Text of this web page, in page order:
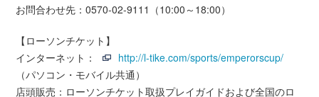
お問合わせ先：0570-02-9111（10:00～18:00）
【ローソンチケット】
インターネット：
http://l-tike.com/sports/emperorscup/
（パソコン・モバイル共通）
店頭販売：ローソンチケット取扱プレイガイドおよび全国のロ